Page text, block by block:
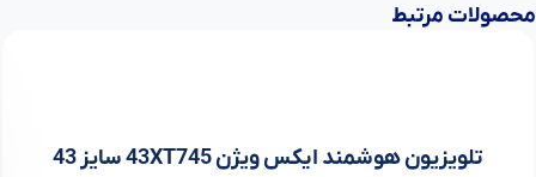
محصولات مرتبط
تلویزیون هوشمند ایکس ویژن 43XT745 سایز 43